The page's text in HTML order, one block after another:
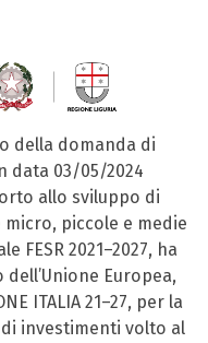
della domanda di
data 03/05/2024
allo sviluppo di
piccole e medie
FESR 2021–2027, ha
Europea,
ITALIA 21–27, per la
investimenti volto al